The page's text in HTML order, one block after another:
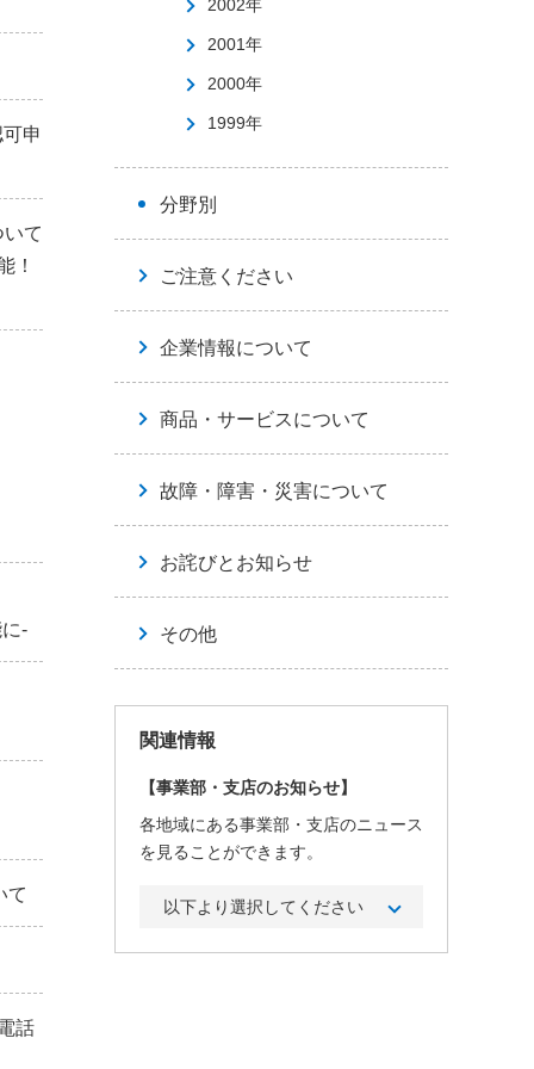
申
て
！
-
て
話
2002年
2001年
2000年
1999年
分野別
ご注意ください
企業情報について
商品・サービスについて
故障・障害・災害について
お詫びとお知らせ
その他
関連情報
【事業部・支店のお知らせ】
各地域にある事業部・支店のニュース
を見ることができます。